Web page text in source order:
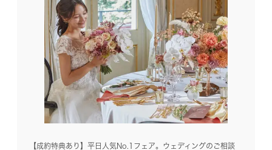
【成約特典あり】平日人気No.1フェア。ウェディングのご相談